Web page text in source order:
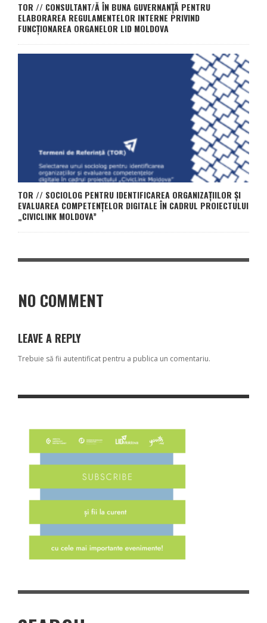
TOR // CONSULTANT/Ă ÎN BUNA GUVERNANȚĂ PENTRU
ELABORAREA REGULAMENTELOR INTERNE PRIVIND
FUNCȚIONAREA ORGANELOR LID MOLDOVA
TOR // SOCIOLOG PENTRU IDENTIFICAREA ORGANIZAȚIILOR ȘI
EVALUAREA COMPETENȚELOR DIGITALE ÎN CADRUL PROIECTULUI
„CIVICLINK MOLDOVA”
NO COMMENT
LEAVE A REPLY
Trebuie să fii autentificat pentru a publica un comentariu.